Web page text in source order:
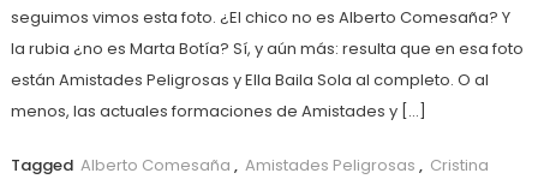
seguimos vimos esta foto. ¿El chico no es Alberto Comesaña? Y
la rubia ¿no es Marta Botía? Sí, y aún más: resulta que en esa foto
están Amistades Peligrosas y Ella Baila Sola al completo. O al
menos, las actuales formaciones de Amistades y […]
Tagged Alberto Comesaña , Amistades Peligrosas , Cristina